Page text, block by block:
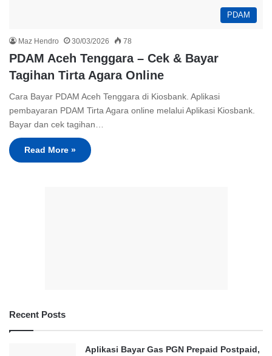
PDAM
Maz Hendro 30/03/2026 78
PDAM Aceh Tenggara – Cek & Bayar
Tagihan Tirta Agara Online
Cara Bayar PDAM Aceh Tenggara di Kiosbank. Aplikasi
pembayaran PDAM Tirta Agara online melalui Aplikasi Kiosbank.
Bayar dan cek tagihan…
Read More »
Recent Posts
Aplikasi Bayar Gas PGN Prepaid Postpaid,